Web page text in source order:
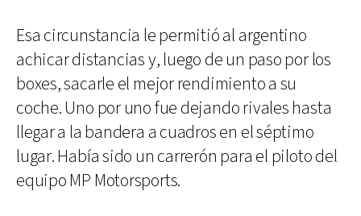
Esa circunstancia le permitió al argentino
achicar distancias y, luego de un paso por los
boxes, sacarle el mejor rendimiento a su
coche. Uno por uno fue dejando rivales hasta
llegar a la bandera a cuadros en el séptimo
lugar. Había sido un carrerón para el piloto del
equipo MP Motorsports.